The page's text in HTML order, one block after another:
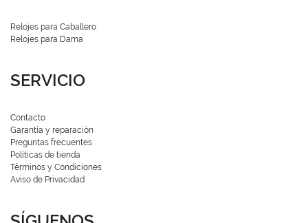
Relojes para Caballero
Relojes para Dama
SERVICIO
Contacto
Garantía y reparación
Preguntas frecuentes
Políticas de tienda
Términos y Condiciones
Aviso de Privacidad